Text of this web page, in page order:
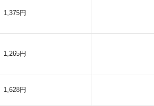
1,375円
1,265円
1,628円